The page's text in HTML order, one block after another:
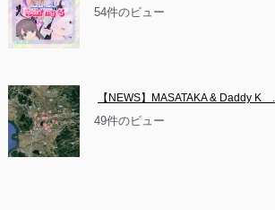
54件のビュー
【NEWS】MASATAKA & Daddy K　...
49件のビュー